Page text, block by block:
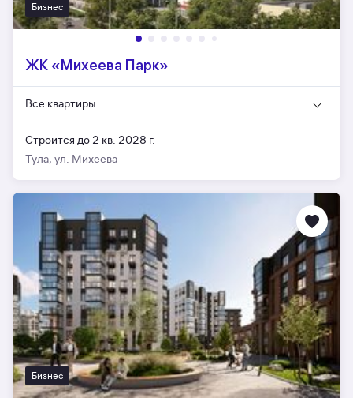
Бизнес
ЖК «Михеева Парк»
Все квартиры
Строится до 2 кв. 2028 г.
Тула, ул. Михеева
Бизнес